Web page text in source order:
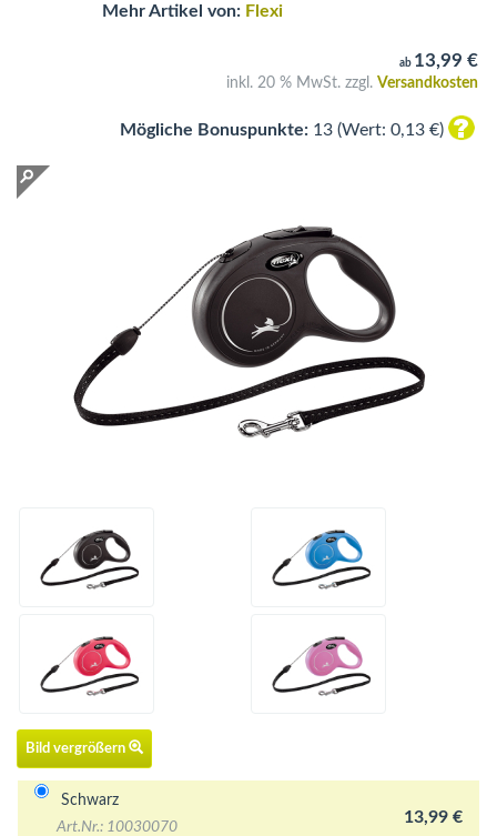
Mehr Artikel von: Flexi
ab 13,99 €
inkl. 20 % MwSt. zzgl. Versandkosten
Mögliche Bonuspunkte: 13 (Wert: 0,13 €)
Bild vergrößern
Schwarz
Art.Nr.: 10030070
13,99 €